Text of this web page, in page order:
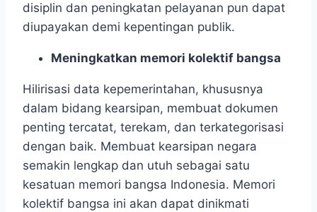
disiplin dan peningkatan pelayanan pun dapat
diupayakan demi kepentingan publik.
Meningkatkan memori kolektif bangsa
Hilirisasi data kepemerintahan, khususnya
dalam bidang kearsipan, membuat dokumen
penting tercatat, terekam, dan terkategorisasi
dengan baik. Membuat kearsipan negara
semakin lengkap dan utuh sebagai satu
kesatuan memori bangsa Indonesia. Memori
kolektif bangsa ini akan dapat dinikmati